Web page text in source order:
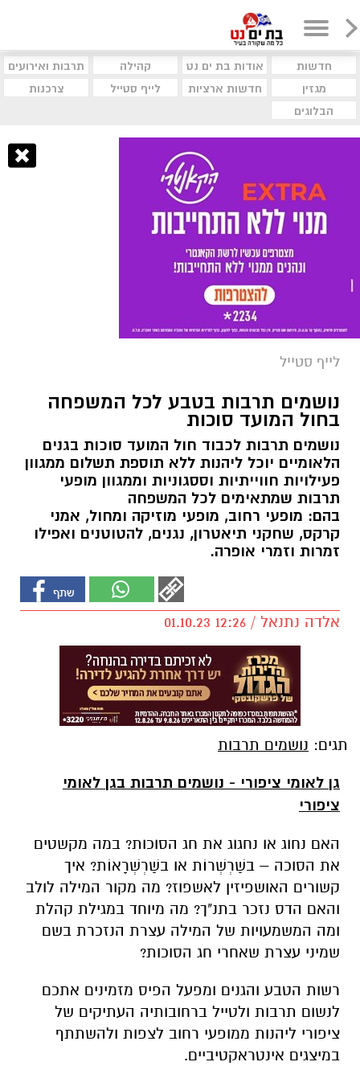
חדשות אודות בת ים נט קהילה
תרבות ואירועים
מגזין
חדשות ארציות לייף סטייל
צרכנות
הבלוגים
לייף סטייל
נושמים תרבות בטבע לכל המשפחה
בחול המועד סוכות
נושמים תרבות לכבוד חול המועד סוכות בגנים
הלאומיים יוכל ליהנות ללא תוספת תשלום ממגוון
פעילויות חווייתיות וססגוניות וממגוון מופעי
תרבות שמתאימים לכל המשפחה
בהם: מופעי רחוב, מופעי מוזיקה ומחול, אמני
קרקס, שחקני תיאטרון, נגנים, להטוטנים ואפילו
זמרות וזמרי אופרה.
אלדה נתנאל / 12:26 01.10.23
תגים: נושמים תרבות
גן לאומי ציפורי - נושמים תרבות בגן לאומי
ציפורי
האם נחוג או נחגוג את חג הסוכות? במה מקשטים
את הסוכה – בשַׁרְשְׁרוֹת או בשַׁרְשְׁרָאוֹת? איך
קשורים האושפיזין לאשפוז? מה מקור המילה לולב
והאם הדס נזכר בתנ"ך? מה מיוחד במגילת קהלת
ומה המשמעויות של המילה עצרת הנזכרת בשם
שמיני עצרת שאחרי חג הסוכות?
רשות הטבע והגנים ומפעל הפיס מזמינים אתכם
לנשום תרבות ולטייל ברחובותיה העתיקים של
ציפורי ליהנות ממופעי רחוב לצפות ולהשתתף
במיצגים אינטראקטיביים.